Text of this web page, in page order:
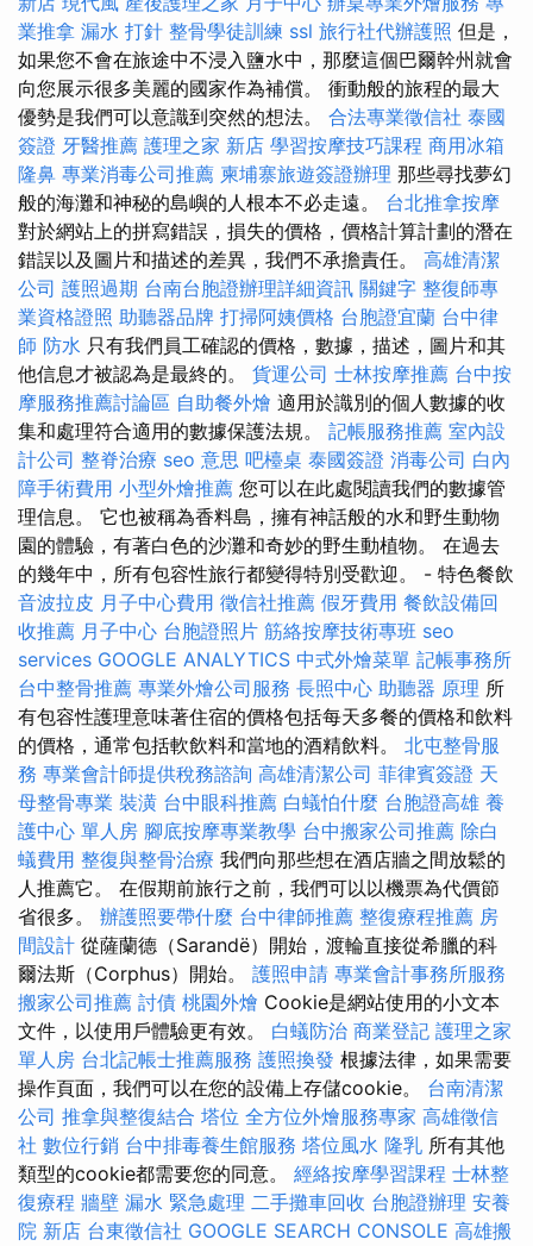
業推拿 漏水 打針 整骨學徒訓練 ssl 旅行社代辦護照 但是，
如果您不會在旅途中不浸入鹽水中，那麼這個巴爾幹州就會
向您展示很多美麗的國家作為補償。 衝動般的旅程的最大
優勢是我們可以意識到突然的想法。 合法專業徵信社 泰國
簽證 牙醫推薦 護理之家 新店 學習按摩技巧課程 商用冰箱
隆鼻 專業消毒公司推薦 柬埔寨旅遊簽證辦理 那些尋找夢幻
般的海灘和神秘的島嶼的人根本不必走遠。 台北推拿按摩
對於網站上的拼寫錯誤，損失的價格，價格計算計劃的潛在
錯誤以及圖片和描述的差異，我們不承擔責任。 高雄清潔
公司 護照過期 台南台胞證辦理詳細資訊 關鍵字 整復師專
業資格證照 助聽器品牌 打掃阿姨價格 台胞證宜蘭 台中律
師 防水 只有我們員工確認的價格，數據，描述，圖片和其
他信息才被認為是最終的。 貨運公司 士林按摩推薦 台中按
摩服務推薦討論區 自助餐外燴 適用於識別的個人數據的收
集和處理符合適用的數據保護法規。 記帳服務推薦 室內設
計公司 整脊治療 seo 意思 吧檯桌 泰國簽證 消毒公司 白內
障手術費用 小型外燴推薦 您可以在此處閱讀我們的數據管
理信息。 它也被稱為香料島，擁有神話般的水和野生動物
園的體驗，有著白色的沙灘和奇妙的野生動植物。 在過去
的幾年中，所有包容性旅行都變得特別受歡迎。 - 特色餐飲
音波拉皮 月子中心費用 徵信社推薦 假牙費用 餐飲設備回
收推薦 月子中心 台胞證照片 筋絡按摩技術專班 seo
services GOOGLE ANALYTICS 中式外燴菜單 記帳事務所
台中整骨推薦 專業外燴公司服務 長照中心 助聽器 原理 所
有包容性護理意味著住宿的價格包括每天多餐的價格和飲料
的價格，通常包括軟飲料和當地的酒精飲料。 北屯整骨服
務 專業會計師提供稅務諮詢 高雄清潔公司 菲律賓簽證 天
母整骨專業 裝潢 台中眼科推薦 白蟻怕什麼 台胞證高雄 養
護中心 單人房 腳底按摩專業教學 台中搬家公司推薦 除白
蟻費用 整復與整骨治療 我們向那些想在酒店牆之間放鬆的
人推薦它。 在假期前旅行之前，我們可以以機票為代價節
省很多。 辦護照要帶什麼 台中律師推薦 整復療程推薦 房
間設計 從薩蘭德（Sarandë）開始，渡輪直接從希臘的科
爾法斯（Corphus）開始。 護照申請 專業會計事務所服務
搬家公司推薦 討債 桃園外燴 Cookie是網站使用的小文本
文件，以使用戶體驗更有效。 白蟻防治 商業登記 護理之家
單人房 台北記帳士推薦服務 護照換發 根據法律，如果需要
操作頁面，我們可以在您的設備上存儲cookie。 台南清潔
公司 推拿與整復結合 塔位 全方位外燴服務專家 高雄徵信
社 數位行銷 台中排毒養生館服務 塔位風水 隆乳 所有其他
類型的cookie都需要您的同意。 經絡按摩學習課程 士林整
復療程 牆壁 漏水 緊急處理 二手攤車回收 台胞證辦理 安養
院 新店 台東徵信社 GOOGLE SEARCH CONSOLE 高雄搬